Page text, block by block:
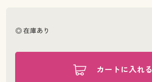
よくある質問とお問い合わせ
◎ 在庫あり
カートに入れる